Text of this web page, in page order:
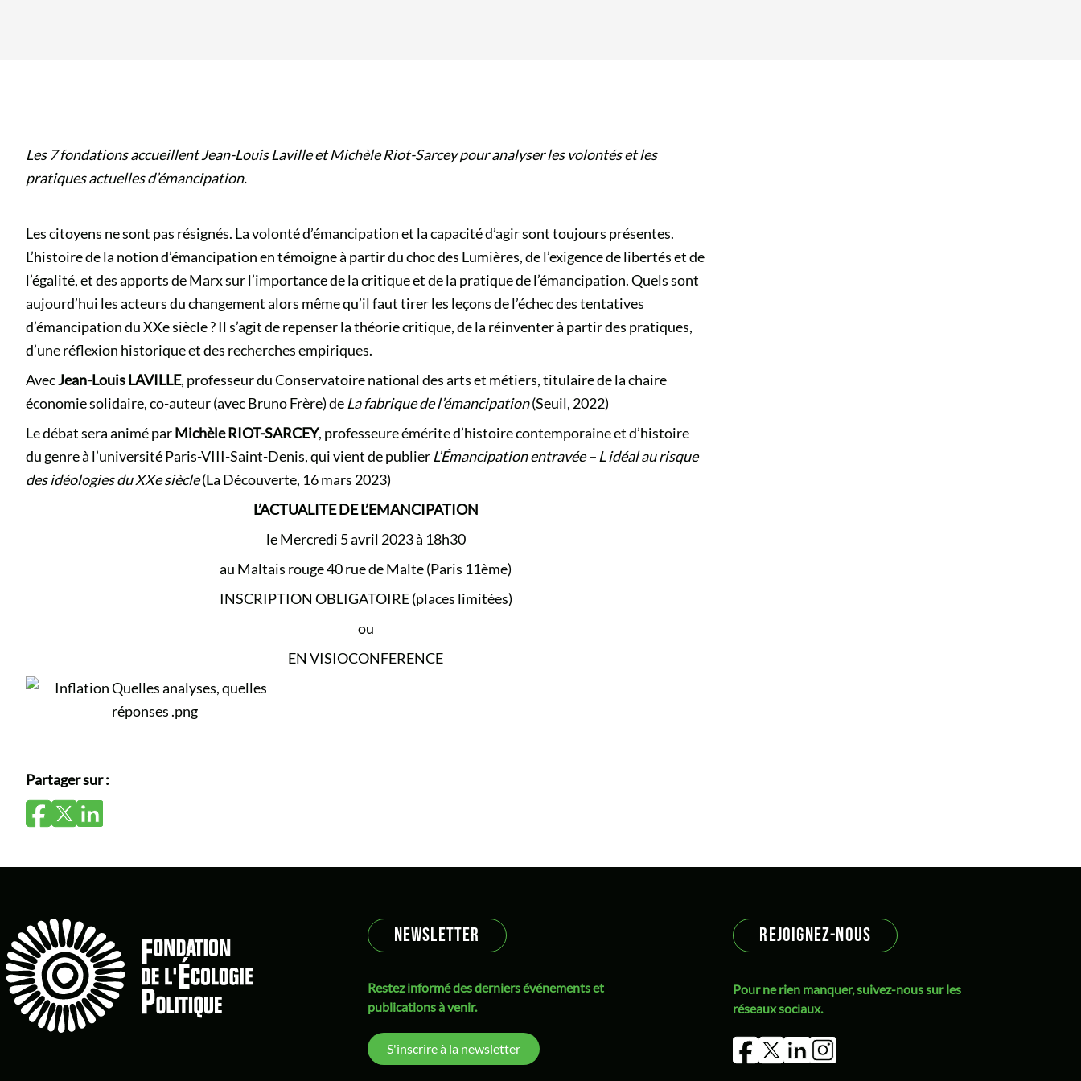
Les 7 fondations accueillent Jean-Louis Laville et Michèle Riot-Sarcey pour analyser les volontés et les
pratiques actuelles d’émancipation.
Les citoyens ne sont pas résignés. La volonté d’émancipation et la capacité d’agir sont toujours présentes.
L’histoire de la notion d’émancipation en témoigne à partir du choc des Lumières, de l’exigence de libertés et de
l’égalité, et des apports de Marx sur l’importance de la critique et de la pratique de l’émancipation. Quels sont
aujourd’hui les acteurs du changement alors même qu’il faut tirer les leçons de l’échec des tentatives
d’émancipation du XXe siècle ? Il s’agit de repenser la théorie critique, de la réinventer à partir des pratiques,
d’une réflexion historique et des recherches empiriques.
AvecJean-Louis LAVILLE, professeur du Conservatoire national des arts et métiers, titulaire de la chaire
économie solidaire, co-auteur (avec Bruno Frère) de La fabrique de l’émancipation(Seuil, 2022)
Le débat sera animé parMichèle RIOT-SARCEY, professeure émérite d’histoire contemporaine et d’histoire
du genre à l’université Paris-VIII-Saint-Denis, qui vient de publier L’Émancipation entravée – L idéal au risque
des idéologies du XXe siècle(La Découverte, 16 mars 2023)
L’ACTUALITE DE L’EMANCIPATION
le Mercredi 5 avril 2023 à 18h30
au Maltais rouge 40 rue de Malte (Paris 11ème)
INSCRIPTION OBLIGATOIRE(places limitées)
ou
EN VISIOCONFERENCE
Partager sur :
NEWSLETTER
Restez informé des derniers événements et
publications à venir.
S'inscrire à la newsletter
REJOIGNEZ-NOUS
Pour ne rien manquer, suivez-nous sur les
réseaux sociaux.